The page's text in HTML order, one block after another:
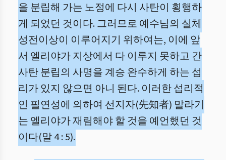
을 분립해 가는 노정에 다시 사탄이 횡행하
게 되었던 것이다. 그러므로 예수님의 실체
성전이상이 이루어지기 위하여는, 이에 앞
서 엘리야가 지상에서 다 이루지 못하고 간
사탄 분립의 사명을 계승 완수하게 하는 섭
리가 있지 않으면 아니 된다. 이러한 섭리적
인 필연성에 의하여 선지자(先知者) 말라기
는 엘리야가 재림해야 할 것을 예언했던 것
이다(말 4 : 5).